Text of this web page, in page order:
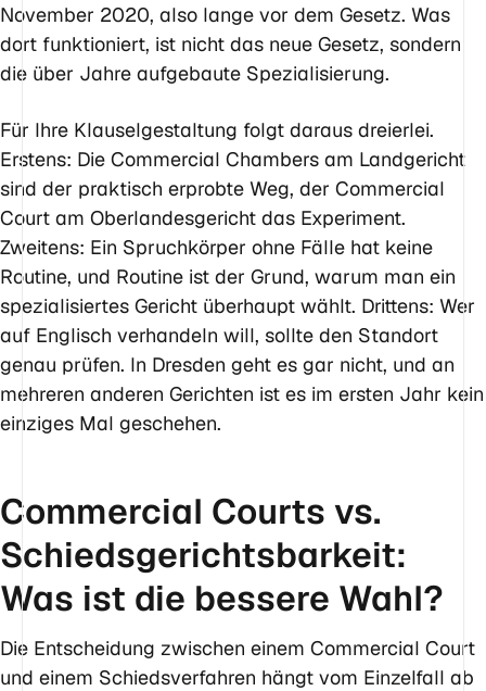
November 2020, also lange vor dem Gesetz. Was
dort funktioniert, ist nicht das neue Gesetz, sondern
die über Jahre aufgebaute Spezialisierung.
Für Ihre Klauselgestaltung folgt daraus dreierlei.
Erstens: Die Commercial Chambers am Landgericht
sind der praktisch erprobte Weg, der Commercial
Court am Oberlandesgericht das Experiment.
Zweitens: Ein Spruchkörper ohne Fälle hat keine
Routine, und Routine ist der Grund, warum man ein
spezialisiertes Gericht überhaupt wählt. Drittens: Wer
auf Englisch verhandeln will, sollte den Standort
genau prüfen. In Dresden geht es gar nicht, und an
mehreren anderen Gerichten ist es im ersten Jahr kein
einziges Mal geschehen.
Commercial Courts vs.
Schiedsgerichtsbarkeit:
Was ist die bessere Wahl?
Die Entscheidung zwischen einem Commercial Court
und einem Schiedsverfahren hängt vom Einzelfall ab